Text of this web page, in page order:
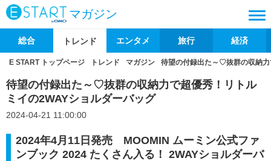
マガジン
総合 トレンド エンタメ 旅行 経済
E START トップページ トレンド マガジン 待望の付録出た～♡抜群の収納
待望の付録出た～♡抜群の収納力で超優秀！リトル
ミイの2WAYショルダーバッグ
2024-04-21 11:00:00
2024年4月11日発売 MOOMIN ムーミン公式ファ
ンブック 2024 たくさん入る！ 2WAYショルダーバ